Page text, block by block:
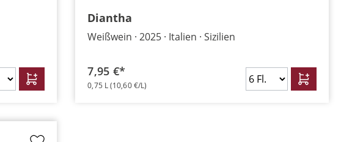
Diantha
Weißwein 2025 Italien Sizilien
7,95 €*
0,75 L(10,60 €/L)